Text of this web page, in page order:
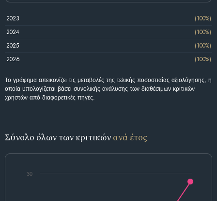
2023
(100%)
2024
(100%)
2025
(100%)
2026
(100%)
Το γράφημα απεικονίζει τις μεταβολές της τελικής ποσοστιαίας αξιολόγησης, η
οποία υπολογίζεται βάσει συνολικής ανάλυσης των διαθέσιμων κριτικών
χρηστών από διαφορετικές πηγές.
Σύνολο όλων των κριτικών ανά έτος
30